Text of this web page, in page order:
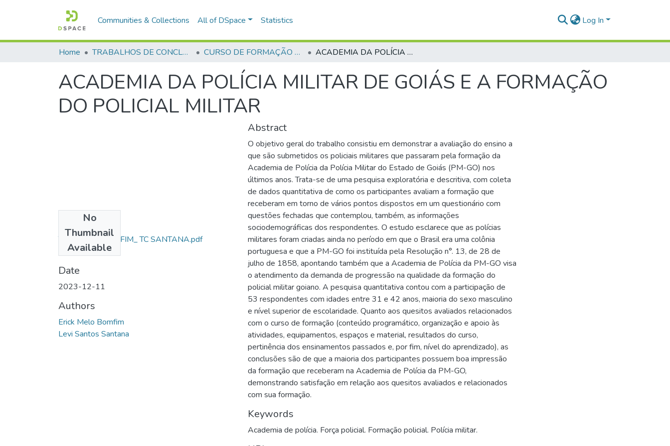
Communities & Collections All of DSpace Statistics Log In
Home TRABALHOS DE CONCLUSÃO DE CURSO - CFP (CURSO DE FORMAÇÃO DE PRAÇAS) CURSO DE FORMAÇÃO DE PRAÇAS - CFP - 2023 ACADEMIA DA POLÍCIA MILITAR DE GOIÁS E A FORMAÇÃO DO POLICIAL MILITAR
ACADEMIA DA POLÍCIA MILITAR DE GOIÁS E A FORMAÇÃO
DO POLICIAL MILITAR
No
Thumbnail
Available
TCC_AL SD BOMFIM_ TC SANTANA.pdf
(442.71 KB)
Date
2023-12-11
Authors
Erick Melo Bomfim
Levi Santos Santana
Abstract
O objetivo geral do trabalho consistiu em demonstrar a avaliação do ensino a
que são submetidos os policiais militares que passaram pela formação da
Academia de Polícia da Polícia Militar do Estado de Goiás (PM-GO) nos
últimos anos. Trata-se de uma pesquisa exploratória e descritiva, com coleta
de dados quantitativa de como os participantes avaliam a formação que
receberam em torno de vários pontos dispostos em um questionário com
questões fechadas que contemplou, também, as informações
sociodemográficas dos respondentes. O estudo esclarece que as polícias
militares foram criadas ainda no período em que o Brasil era uma colônia
portuguesa e que a PM-GO foi instituída pela Resolução n°. 13, de 28 de
julho de 1858, apontando também que a Academia de Polícia da PM-GO visa
o atendimento da demanda de progressão na qualidade da formação do
policial militar goiano. A pesquisa quantitativa contou com a participação de
53 respondentes com idades entre 31 e 42 anos, maioria do sexo masculino
e nível superior de escolaridade. Quanto aos quesitos avaliados relacionados
com o curso de formação (conteúdo programático, organização e apoio às
atividades, equipamentos, espaços e material, resultados do curso,
pertinência dos ensinamentos passados e, por fim, nível do aprendizado), as
conclusões são de que a maioria dos participantes possuem boa impressão
da formação que receberam na Academia de Polícia da PM-GO,
demonstrando satisfação em relação aos quesitos avaliados e relacionados
com sua formação.
Keywords
Academia de polícia. Força policial. Formação policial. Polícia militar.